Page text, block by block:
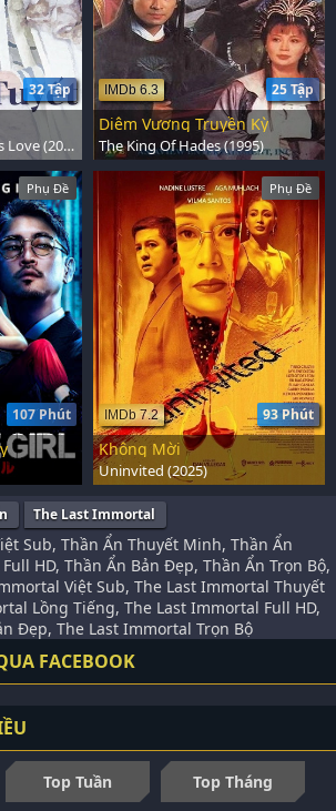
32 Tập
Snowy Night: Timeless Love (2024)
25 Tập
IMDb 6.3
Diêm Vương Truyền Kỳ
The King Of Hades (1995)
Phụ Đề
107 Phút
Phụ Đề
93 Phút
IMDb 7.2
Không Mời
Uninvited (2025)
The Last Immortal
Sub, Thần Ẩn Thuyết Minh, Thần Ẩn
HD, Thần Ẩn Bản Đẹp, Thần Ẩn Trọn Bộ,
Việt Sub, The Last Immortal Thuyết
Lồng Tiếng, The Last Immortal Full HD,
Đẹp, The Last Immortal Trọn Bộ
FACEBOOK
Top Tuần
Top Tháng